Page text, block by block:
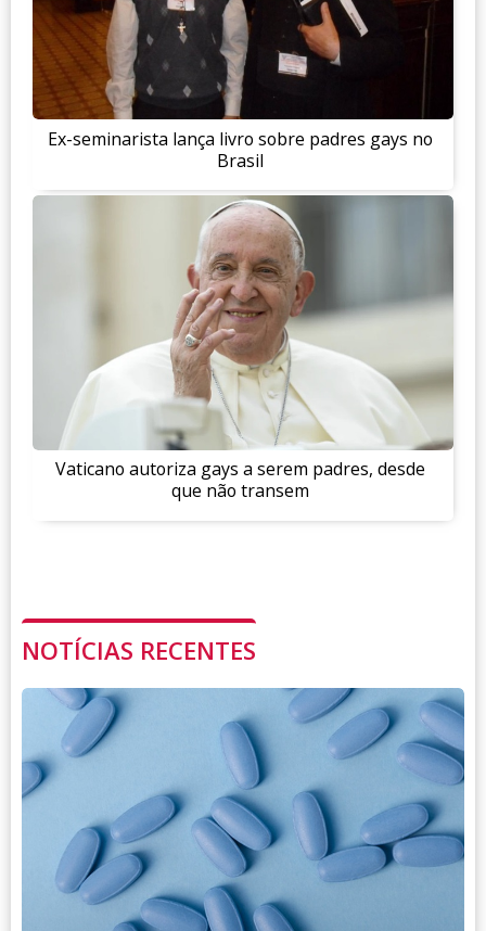
Ex-seminarista lança livro sobre padres gays no
Brasil
Vaticano autoriza gays a serem padres, desde
que não transem
NOTÍCIAS RECENTES